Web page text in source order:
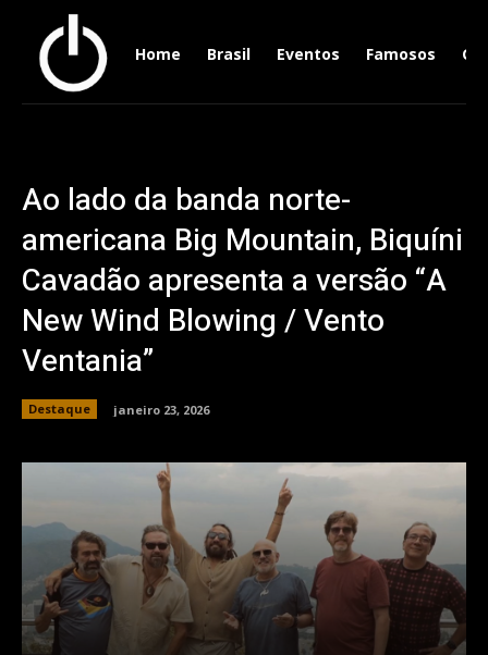
Home Brasil Eventos Famosos
Ao lado da banda norte-
americana Big Mountain, Biquíni
Cavadão apresenta a versão “A
New Wind Blowing / Vento
Ventania”
Destaque janeiro 23, 2026